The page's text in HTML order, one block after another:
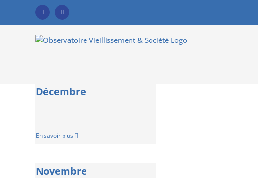
content
FacebookYouTube
Décembre
En savoir plus
Novembre